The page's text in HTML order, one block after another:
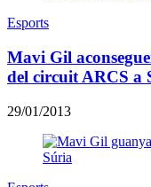
Esports
Mavi Gil
del circuit ARCS a
29/01/2013